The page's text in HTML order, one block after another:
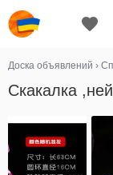
Доска объявлений ›
Скакалка